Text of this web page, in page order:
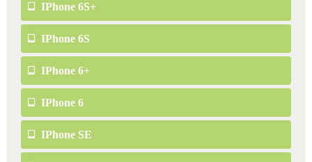
IPhone 6S+
IPhone 6S
IPhone 6+
IPhone 6
IPhone SE